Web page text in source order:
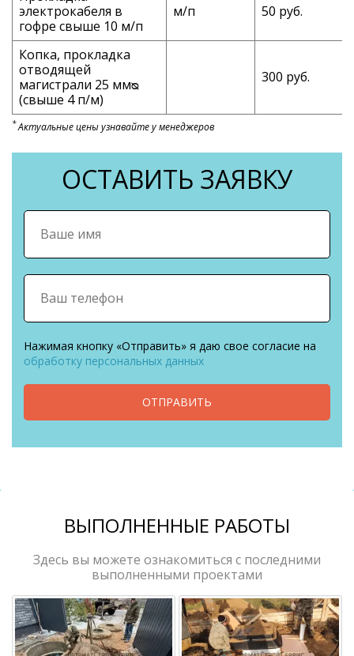
электрокабеля в
гофре свыше 10 м/п
м/п 50 руб.
Копка, прокладка
отводящей
магистрали 25 ммᴓ
(свыше 4 п/м)
300 руб.
*Актуальные цены узнавайте у менеджеров
ОСТАВИТЬ ЗАЯВКУ
Нажимая кнопку «Отправить» я даю свое согласие на
обработку персональных данных
ОТПРАВИТЬ
ВЫПОЛНЕННЫЕ РАБОТЫ
Здесь вы можете ознакомиться с последними
выполненными проектами